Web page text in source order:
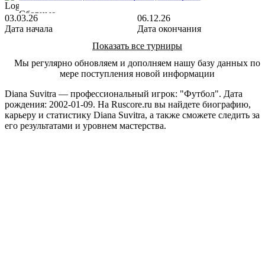
Сборные
03.03.26
Дата начала
06.12.26
Дата окончания
Показать все турниры
Мы регулярно обновляем и дополняем нашу базу данных по
мере поступления новой информации
Diana Suvitra — профессиональный игрок: "Футбол". Дата
рождения: 2002-01-09. На Ruscore.ru вы найдете биографию,
карьеру и статистику Diana Suvitra, а также сможете следить за
его результатами и уровнем мастерства.